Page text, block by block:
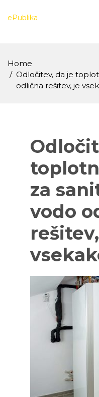
ePublika
Home
Odločitev, da je
odlična rešitev, je
za
vodo